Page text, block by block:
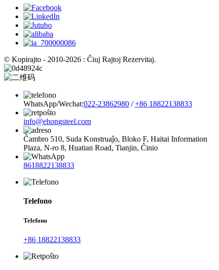
© Kopirajto - 2010-2026 : Ĉiuj Rajtoj Rezervitaj.
WhatsApp/Wechat:022-23862980 / +86 18822138833
info@ehongsteel.com
Ĉambro 510, Suda Konstruaĵo, Bloko F, ​​Haitai Information
Plaza, N-ro 8, Huatian Road, Tianjin, Ĉinio
8618822138833
Telefono
Telefono
+86 18822138833